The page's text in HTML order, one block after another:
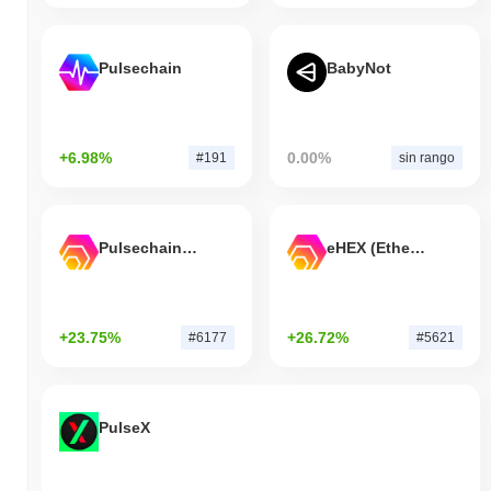
Pulsechain
+6.98% #191
BabyNot
0.00% sin rango
Pulsechain Bridged HEX (Pulsechain)
+23.75% #6177
eHEX (Ethereum)
+26.72% #5621
PulseX